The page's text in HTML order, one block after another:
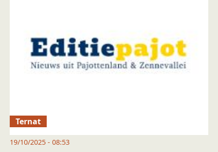
Ternat
19/10/2025 - 08:53